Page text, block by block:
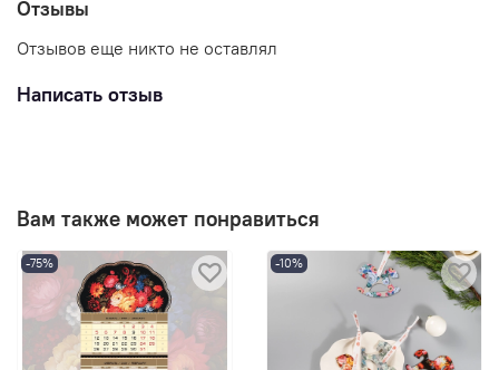
Отзывы
Отзывов еще никто не оставлял
Написать отзыв
Вам также может понравиться
-75% -10%